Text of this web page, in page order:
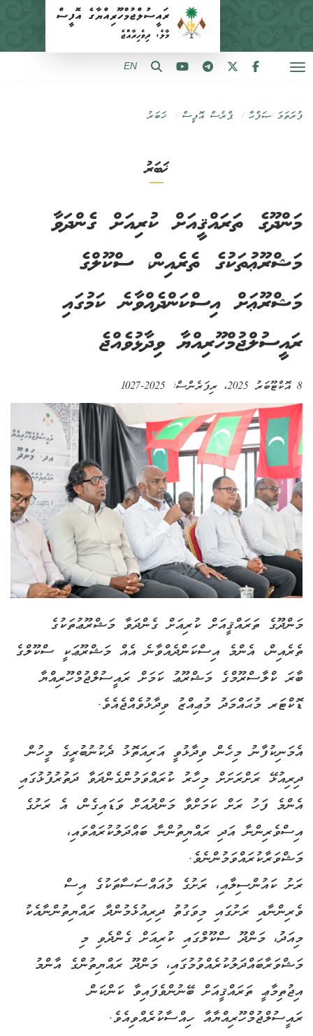
EN
ފުރަތަމަ ޞަފްޙާ ޕްރެސް އޮފީސް ޚަބަރު
ޚަބަރު
މަންދޫގެ ތަރައްޤީއަށް ކުރިއަށް ގެންދަވާ
މަޝްރޫޢުތަކުގެ ތެރެއިން، ސްކޫލްގެ
މަޝްރޫޢަށް އިސްކަންދެއްވާނެ ކަމުގައި
ރައީސުލްޖުމްހޫރިއްޔާ ވިދާޅުވެއްޖެ
8 އޮކްޓޫބަރު 2025 ، ރިފަރެންސް:
މަންދޫގެ ތަރައްޤީއަށް ކުރިއަށް ގެންދަވާ މަޝްރޫޢުތަކުގެ
ތެރެއިން، އެންމެ އިސްކަންދެއްވާނެ އެއް މަޝްރޫޢަކީ ސްކޫލްގެ
ބާރަ ކްލާސްރޫމްގެ މަޝްރޫޢު ކަމަށް ރައީސުލްޖުމްހޫރިއްޔާ
ޑޮކްޓަރ މުޙައްމަދު މުޢިއްޒު ވިދާޅުވެއްޖެއެވެ.
އެމަނިކުފާނު މިހެން ވިދާޅުވީ އަރިއަތޮޅު ދެކުނުބުރީގެ މީހުން
ދިރިއުޅޭ ރަށްރަށަށް މިހާރު ކުރައްވަމުންގެންދަވާ ދަތުރުފުޅުގައި
އެންމެ ފަހު ރަށް ކަމަށްވާ މަންދުއަށް ވަޑައިގެން، އެ ރަށުގެ
އިސްވެރިންނާ އަދި ރައްޔިތުންނާ ބައްދަލުކުރައްވައި،
މަޝްވަރާކުރައްވަމުންނެވެ.
ރަށު ކައުންސިލާއި، ރަށުގެ މުއައްސަސާތަކުގެ އިސް
ވެރިންނާއި ރަށުގައި މިވަގުތު ދިރިއުޅެމުންދާ ރައްޔިތުންނާއެކު
މިއަދު، މަންދޫ ސްކޫލްގައި ކުރިއަށް ގެންދެވި މި
މަޝްވަރާބައްދަލުކުރެއްވުމުގައި، މަންދޫ ރައްޔިތުންގެ އާންމު
އިޖުތިމާޢީ ތަރައްޤީއަށް ބޭނުންވެފައިވާ ކަންކަން
ރައީސުލްޖުމްހޫރިއްޔާއާ ހިއްސާކުރެއްވިއެވެ.